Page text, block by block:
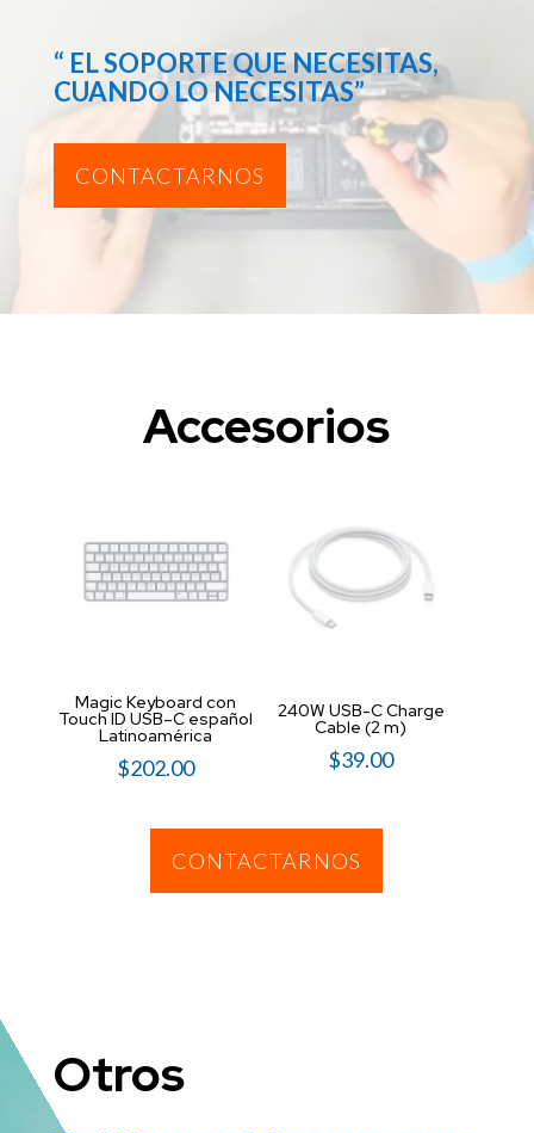
“ EL SOPORTE QUE NECESITAS,
CUANDO LO NECESITAS”
CONTACTARNOS
Accesorios
Magic Keyboard con
Touch ID USB–C español
Latinoamérica
$202.00
240W USB-C Charge
Cable (2 m)
$39.00
CONTACTARNOS
Otros